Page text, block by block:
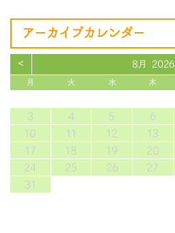
アーカイブカレンダー
< 8月 2026
月 火 水 木
3
4 5 6
10
11 12 13
17
18 19 20
24
25 26 27
31